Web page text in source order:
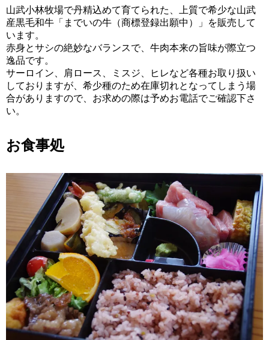
山武小林牧場で丹精込めて育てられた、上質で希少な山武
産黒毛和牛「までいの牛（商標登録出願中）」を販売して
います。
赤身とサシの絶妙なバランスで、牛肉本来の旨味が際立つ
逸品です。
サーロイン、肩ロース、ミスジ、ヒレなど各種お取り扱い
しておりますが、希少種のため在庫切れとなってしまう場
合がありますので、お求めの際は予めお電話でご確認下さ
い。
お食事処